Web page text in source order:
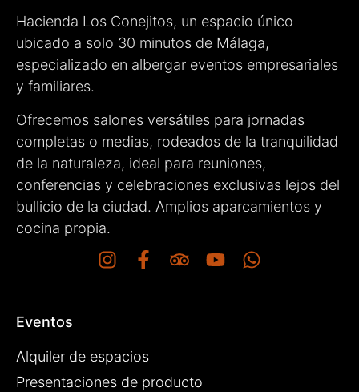
Hacienda Los Conejitos, un espacio único
ubicado a solo 30 minutos de Málaga,
especializado en albergar eventos empresariales
y familiares.
Ofrecemos salones versátiles para jornadas
completas o medias, rodeados de la tranquilidad
de la naturaleza, ideal para reuniones,
conferencias y celebraciones exclusivas lejos del
bullicio de la ciudad. Amplios aparcamientos y
cocina propia.
Eventos
Alquiler de espacios
Presentaciones de producto